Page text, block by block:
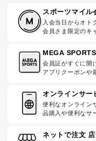
スポーツマイル
入会当日からオト
会員さま限定のキ
MEGA
会員証がすぐに開
アプリクーポンや
オンラインサー
便利なオンライン
品購入や便利なサ
ネットで注文